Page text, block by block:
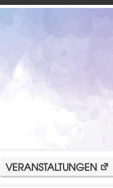
VERANSTALTUNGEN